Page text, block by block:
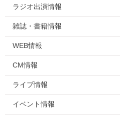
ラジオ出演情報
雑誌・書籍情報
WEB情報
CM情報
ライブ情報
イベント情報